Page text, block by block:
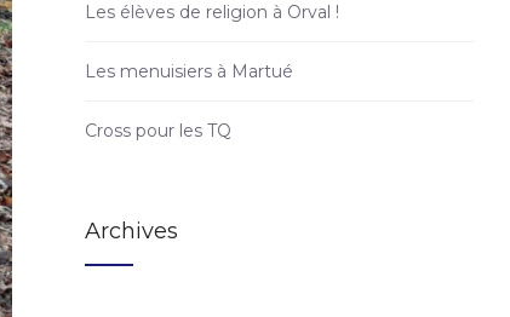
Les élèves de religion à Orval !
Les menuisiers à Martué
Cross pour les TQ
Archives